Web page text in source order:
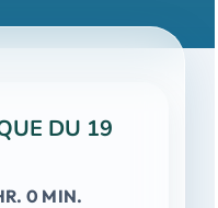
DU 19
0 MIN.